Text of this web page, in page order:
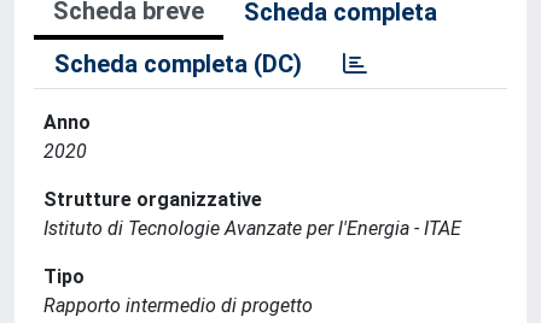
Scheda breve
Scheda completa
Scheda completa (DC)
Anno
2020
Strutture organizzative
Istituto di Tecnologie Avanzate per l'Energia - ITAE
Tipo
Rapporto intermedio di progetto